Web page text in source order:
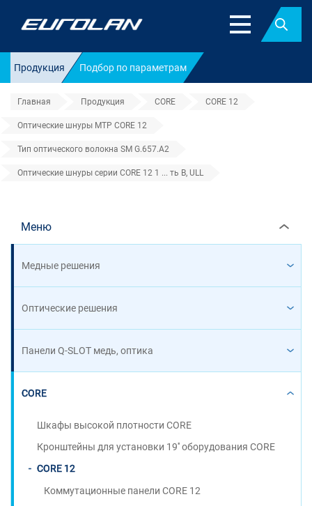
Найти
Продукция Подбор по параметрам
Главная Продукция CORE CORE 12
Оптические шнуры MTP CORE 12
Тип оптического волокна SM G.657.A2
Оптические шнуры серии CORE 12 1 ... ть B, ULL
Меню
Медные решения
Оптические решения
Панели Q-SLOT медь, оптика
CORE
Шкафы высокой плотности CORE
Кронштейны для установки 19'' оборудования CORE
CORE 12
Коммутационные панели CORE 12